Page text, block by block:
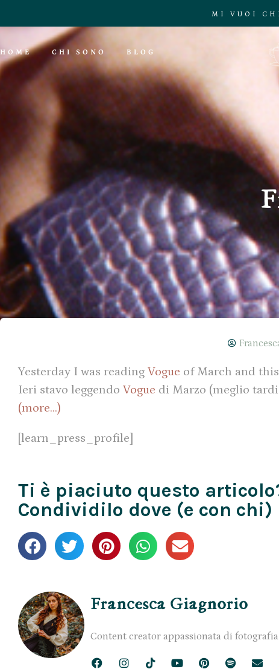
MI VUOI
HOME CHI SONO BLOG
Yesterday I was reading Vogue of March and
Ieri stavo leggendo Vogue di Marzo (meglio
(more…)
[learn_press_profile]
Ti è piaciuto questo
Condividilo dove (e con
Francesca Giagnorio
Content creator appassionata di